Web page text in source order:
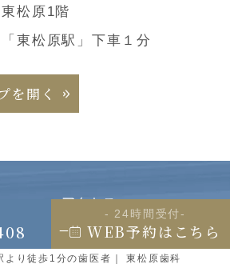
松原1階
東松原駅」下車１分
を開く
アクセス
当院の感染対策につい
て
より徒歩1分の歯医者 ｜ 東松原歯科
- 24時間受付-
WEB予約はこちら